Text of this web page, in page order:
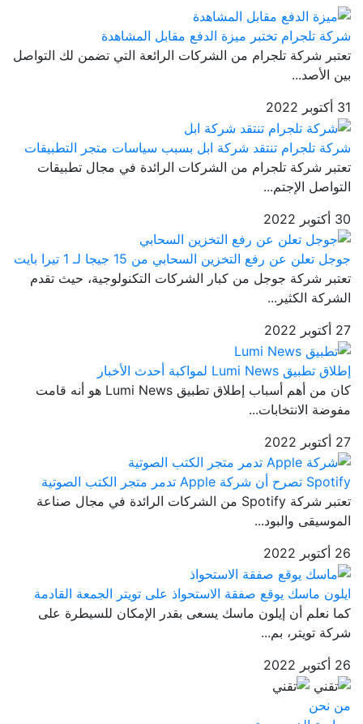
شركة تلجرام تختبر ميزة الدفع مقابل المشاهدة
تعتبر شركة تلجرام من الشركات الرائعة التي تضمن لك التواصل
بين الأصد...
31 أكتوبر 2022
شركة تلجرام تنتقد شركة ابل بسبب سياسات متجر التطبيقات
تعتبر شركة تلجرام من الشركات الرائدة في مجال تطبيقات
التواصل الإجتم...
30 أكتوبر 2022
جوجل تعلن عن رفع التخزين السحابي من 15 جيجا لـ 1 تيرا بايت
تعتبر شركة جوجل من كبار الشركات التكنولوجية، حيث تقدم
الشركة الكثير...
27 أكتوبر 2022
إطلاق تطبيق Lumi News لمواكبة أحدث الأخبار
كان من أهم أسباب إطلاق تطبيق Lumi News هو أنه قامت
مفوضة الانتخابات...
27 أكتوبر 2022
Spotify تصرح أن شركة Apple تدمر متجر الكتب الصوتية
تعتبر شركة Spotify من الشركات الرائدة في مجال صناعة
الموسيقى والبود...
26 أكتوبر 2022
ايلون ماسك يوقع صفقة الاستحواذ على تويتر الجمعة القادمة
كما نعلم أن إيلون ماسك يسعى بقدر الإمكان للسيطرة على
شركة تويتر، بم...
26 أكتوبر 2022
من نحن